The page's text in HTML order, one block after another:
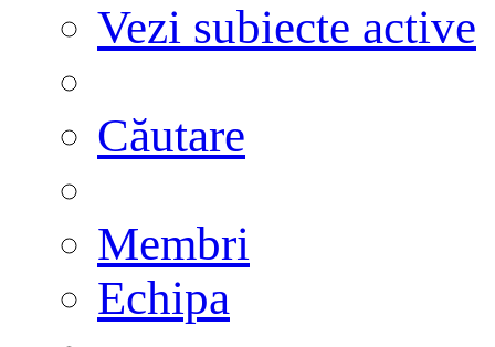
Vezi subiecte active
Căutare
Membri
Echipa